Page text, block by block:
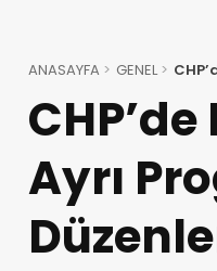
ANASAYFA GENEL
Ayrı